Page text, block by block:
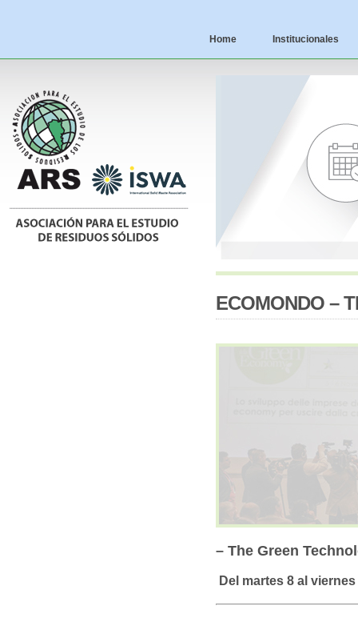
Home Institucionales
ECOMONDO –
– The Green
Del martes 8 al